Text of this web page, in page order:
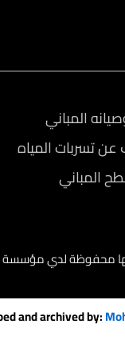
المباني
تسربات المياه
المباني
and archived by: